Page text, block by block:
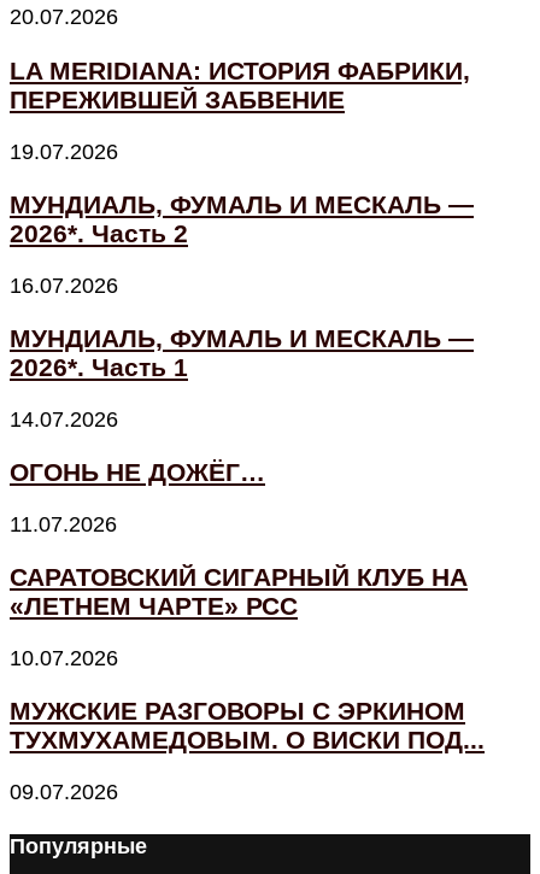
20.07.2026
LA MERIDIANA: ИСТОРИЯ ФАБРИКИ,
ПЕРЕЖИВШЕЙ ЗАБВЕНИЕ
19.07.2026
МУНДИАЛЬ, ФУМАЛЬ И МЕСКАЛЬ —
2026*. Часть 2
16.07.2026
МУНДИАЛЬ, ФУМАЛЬ И МЕСКАЛЬ —
2026*. Часть 1
14.07.2026
ОГОНЬ НЕ ДОЖЁГ…
11.07.2026
САРАТОВСКИЙ СИГАРНЫЙ КЛУБ НА
«ЛЕТНЕМ ЧАРТЕ» РСС
10.07.2026
МУЖСКИЕ РАЗГОВОРЫ С ЭРКИНОМ
ТУХМУХАМЕДОВЫМ. О ВИСКИ ПОД...
09.07.2026
Популярные